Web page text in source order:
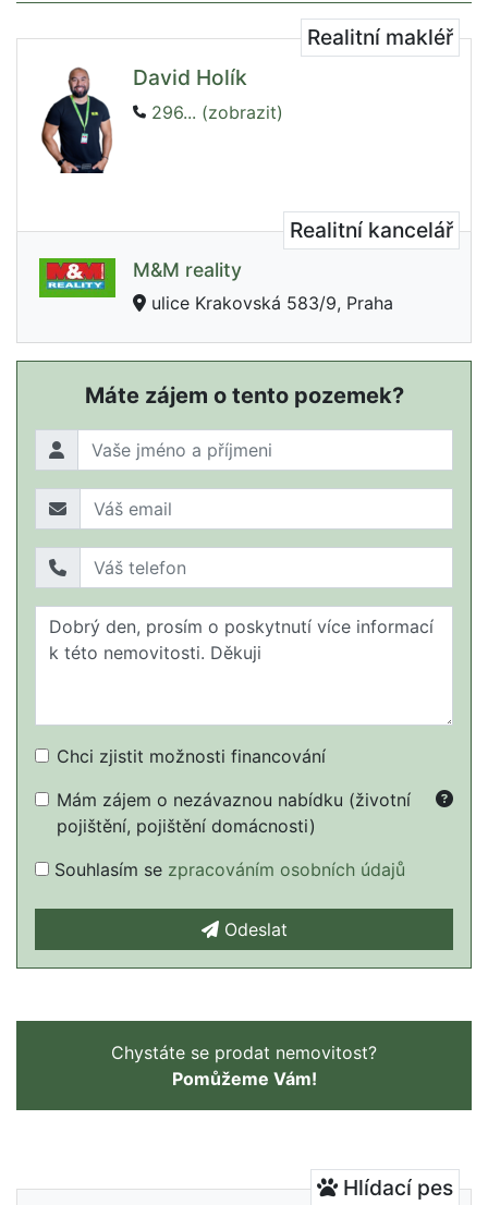
Realitní makléř
David Holík
296... (zobrazit)
Realitní kancelář
M&M reality
ulice Krakovská 583/9, Praha
Máte zájem o tento pozemek?
Chci zjistit možnosti financování
Mám zájem o nezávaznou nabídku (životní
pojištění, pojištění domácnosti)
Souhlasím se zpracováním osobních údajů
Odeslat
Chystáte se prodat nemovitost?
Pomůžeme Vám!
Hlídací pes